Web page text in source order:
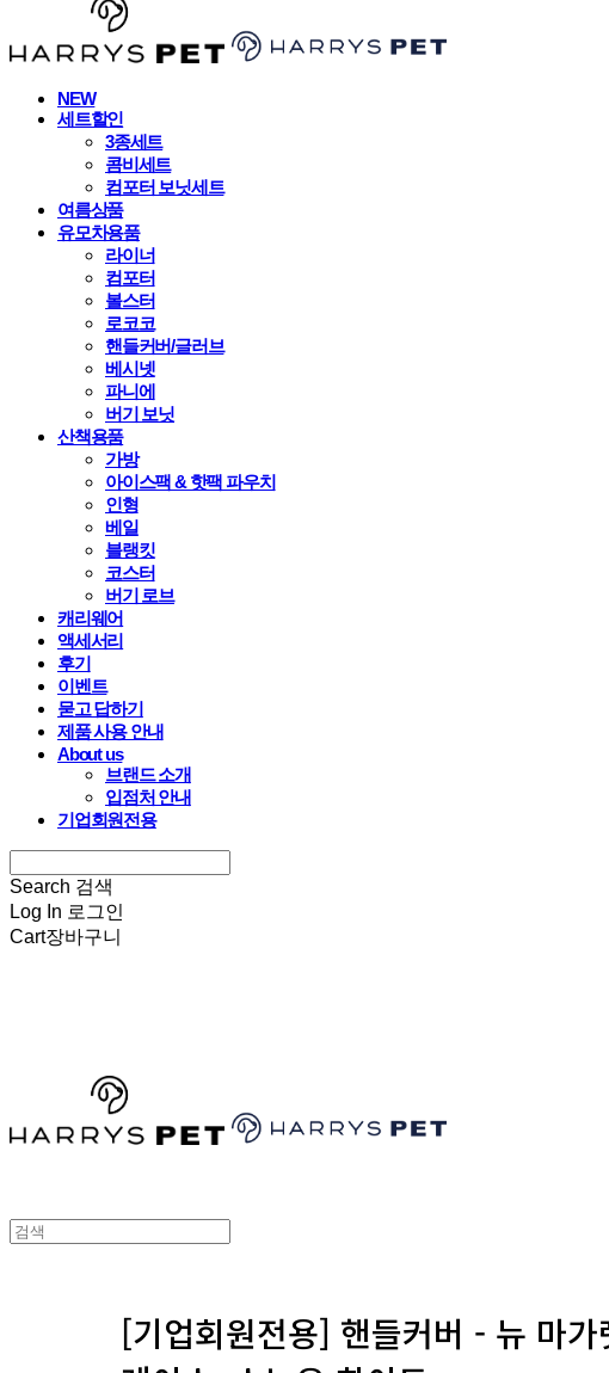
NEW
세트할인
3종세트
콤비세트
컴포터 보닛세트
여름상품
유모차용품
라이너
컴포터
볼스터
로코코
핸들커버/글러브
베시넷
파니에
버기 보닛
산책용품
가방
아이스팩 & 핫팩 파우치
인형
베일
블랭킷
코스터
버기 로브
캐리웨어
액세서리
후기
이벤트
묻고 답하기
제품 사용 안내
About us
브랜드 소개
입점처 안내
기업회원전용
Search 검색
Log In 로그인
Cart장바구니
[기업회원전용] 핸들커버 - 뉴 마가